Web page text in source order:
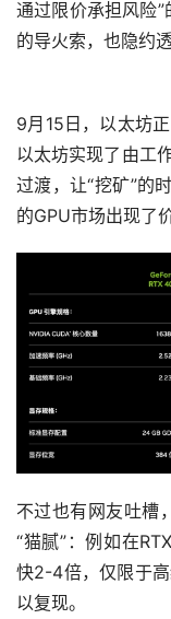
通过限价承担风险”
的导火索，也隐约
9月15日，以太坊
以太坊实现了由工
过渡，让“挖矿”的
的GPU市场出现了
不过也有网友吐槽
“猫腻”：例如在
快2-4倍，仅限于
以复现。